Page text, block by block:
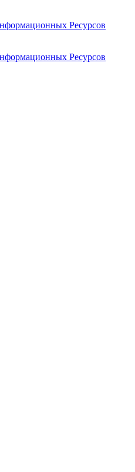
Ресурсов
Ресурсов